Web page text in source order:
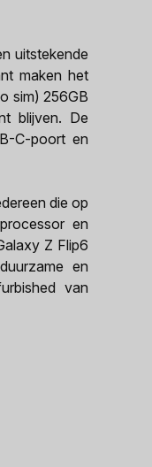
uitstekende
maken het
sim) 256GB
blijven. De
C-poort en
die op
en
Z Flip6
en
van